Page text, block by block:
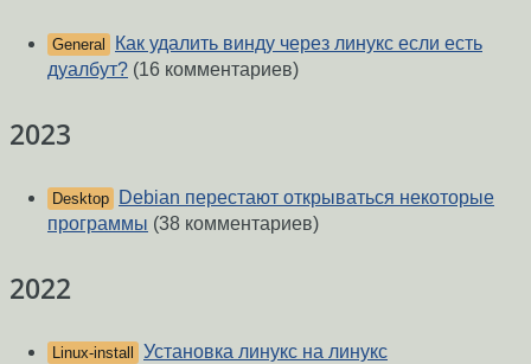
General
Как удалить винду через линукс если есть
дуалбут? (16 комментариев)
2023
Desktop
Debian перестают открываться некоторые
программы (38 комментариев)
2022
Linux-install
Установка линукс на линукс